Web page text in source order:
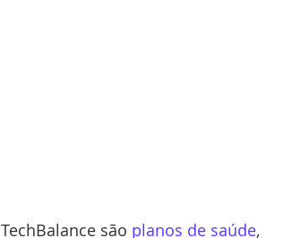
são planos de saúde,